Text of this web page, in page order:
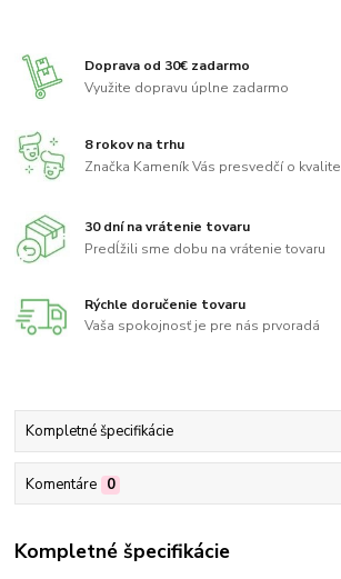
Doprava od 30€ zadarmo
Využite dopravu úplne zadarmo
8 rokov na trhu
Značka Kameník Vás presvedčí o kvalite
30 dní na vrátenie tovaru
Predĺžili sme dobu na vrátenie tovaru
Rýchle doručenie tovaru
Vaša spokojnosť je pre nás prvoradá
Kompletné špecifikácie
Komentáre 0
Kompletné špecifikácie